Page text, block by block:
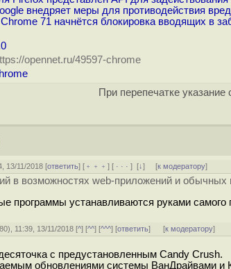
внедряет меры для противодействия
71 начнётся блокировка вводящих в
opennet.ru/49597-chrome
При перепечатке
13/11/2018 [ответить] [ ﹢﹢﹢] [ · · ·][↓] [к модератору]
в возможностях web-приложений и обычных
программы устанавливаются руками самого
80), 11:39, 13/11/2018 [^] [^^] [^^^] [ответить] [к модератору]
с предустановленным Candy Crush.
обновлениями системы ВанДрайвами и